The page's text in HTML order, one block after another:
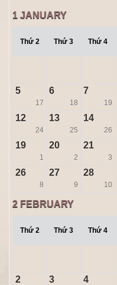
1 JANUARY
Thứ 2 Thứ 3 Thứ 4
5
17
6
18
7
19
12
24
13
25
14
26
19
1
20
2
21
3
26
8
27
9
28
10
2 FEBRUARY
Thứ 2 Thứ 3 Thứ 4
2 3 4